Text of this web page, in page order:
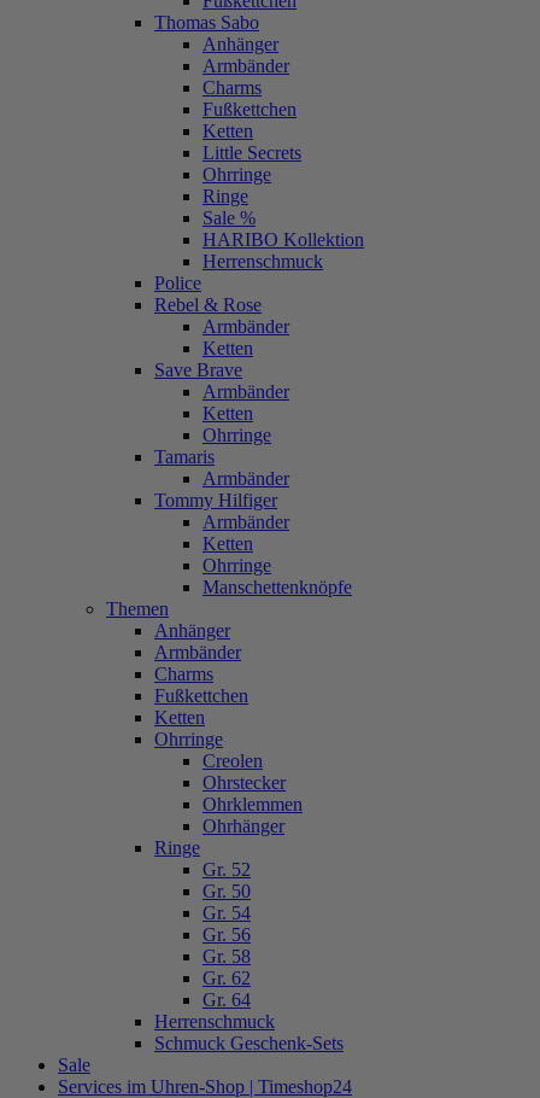
Thomas Sabo
Anhänger
Armbänder
Charms
Fußkettchen
Ketten
Little Secrets
Ohrringe
Ringe
Sale %
HARIBO Kollektion
Herrenschmuck
Police
Rebel & Rose
Armbänder
Ketten
Save Brave
Armbänder
Ketten
Ohrringe
Tamaris
Armbänder
Tommy Hilfiger
Armbänder
Ketten
Ohrringe
Manschettenknöpfe
Themen
Anhänger
Armbänder
Charms
Fußkettchen
Ketten
Ohrringe
Creolen
Ohrstecker
Ohrklemmen
Ohrhänger
Ringe
Gr. 52
Gr. 50
Gr. 54
Gr. 56
Gr. 58
Gr. 62
Gr. 64
Herrenschmuck
Schmuck Geschenk-Sets
Sale
Services im Uhren-Shop | Timeshop24